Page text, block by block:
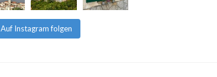
Auf Instagram folgen